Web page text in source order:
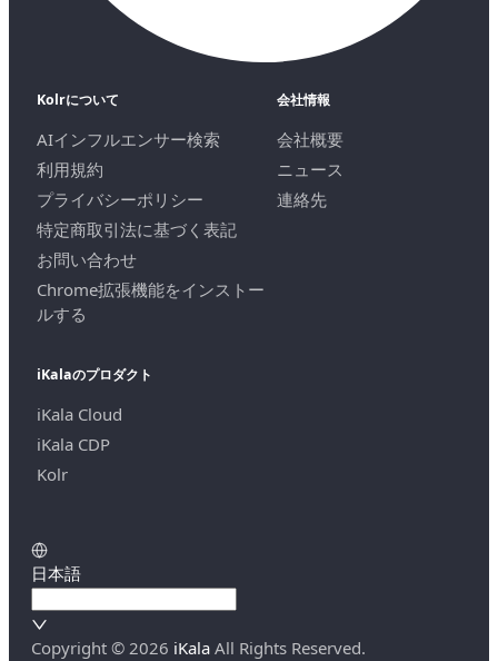
Kolrについて
AIインフルエンサー検索
利用規約
プライバシーポリシー
特定商取引法に基づく表記
お問い合わせ
Chrome拡張機能をインストー
ルする
会社情報
会社概要
ニュース
連絡先
iKalaのプロダクト
iKala Cloud
iKala CDP
Kolr
日本語
Copyright © 2026 iKala All Rights Reserved.